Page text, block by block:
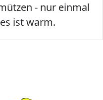
- nur einmal
ist warm.